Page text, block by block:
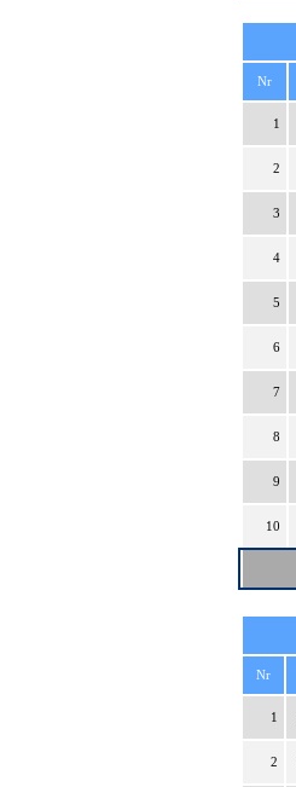
Nr
1
2
3
4
5
6
7
8
9
10
Nr
1
2